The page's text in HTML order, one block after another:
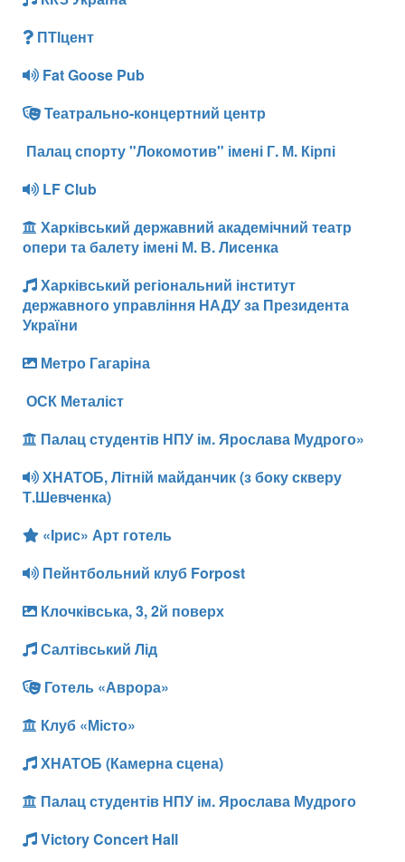
ПТІцент
Fat Goose Pub
Театрально-концертний центр
Палац спорту "Локомотив" імені Г. М. Кірпі
LF Club
Харківський державний академічний театр
опери та балету імені М. В. Лисенка
Харківський регіональний інститут
державного управління НАДУ за Президента
України
Метро Гагаріна
ОСК Металіст
Палац студентів НПУ ім. Ярослава Мудрого»
ХНАТОБ, Літній майданчик (з боку скверу
Т.Шевченка)
«Ірис» Арт готель
Пейнтбольний клуб Forpost
Клочківська, 3, 2й поверх
Салтівський Лід
Готель «Аврора»
Клуб «Місто»
ХНАТОБ (Камерна сцена)
Палац студентів НПУ ім. Ярослава Мудрого
Victory Concert Hall